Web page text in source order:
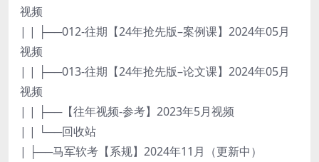
视频
| | ├──012-往期【24年抢先版–案例课】2024年05月
视频
| | ├──013-往期【24年抢先版–论文课】2024年05月
视频
| | ├──【往年视频-参考】2023年5月视频
| | └──回收站
| ├──马军软考【系规】2024年11月（更新中）